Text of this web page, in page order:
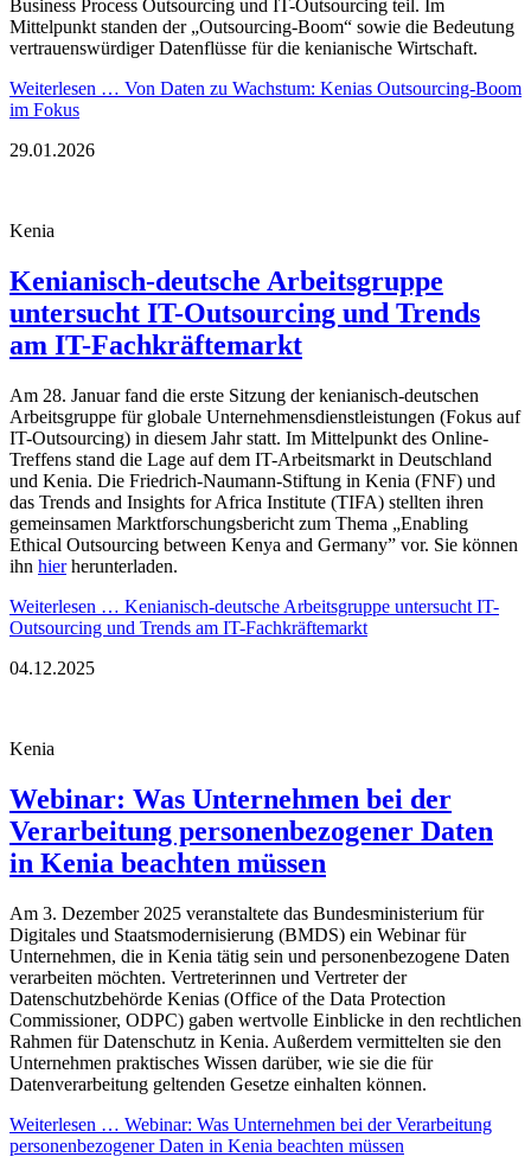
Business Process Outsourcing und IT-Outsourcing teil. Im
Mittelpunkt standen der „Outsourcing-Boom“ sowie die Bedeutung
vertrauenswürdiger Datenflüsse für die kenianische Wirtschaft.
Weiterlesen … Von Daten zu Wachstum: Kenias Outsourcing-Boom
im Fokus
29.01.2026
Kenia
Kenianisch-deutsche Arbeitsgruppe
untersucht IT-Outsourcing und Trends
am IT-Fachkräftemarkt
Am 28. Januar fand die erste Sitzung der kenianisch-deutschen
Arbeitsgruppe für globale Unternehmensdienstleistungen (Fokus auf
IT-Outsourcing) in diesem Jahr statt. Im Mittelpunkt des Online-
Treffens stand die Lage auf dem IT-Arbeitsmarkt in Deutschland
und Kenia. Die Friedrich-Naumann-Stiftung in Kenia (FNF) und
das Trends and Insights for Africa Institute (TIFA) stellten ihren
gemeinsamen Marktforschungsbericht zum Thema „Enabling
Ethical Outsourcing between Kenya and Germany” vor. Sie können
ihn hierherunterladen.
Weiterlesen … Kenianisch-deutsche Arbeitsgruppe untersucht IT-
Outsourcing und Trends am IT-Fachkräftemarkt
04.12.2025
Kenia
Webinar: Was Unternehmen bei der
Verarbeitung personenbezogener Daten
in Kenia beachten müssen
Am 3. Dezember 2025 veranstaltete das Bundesministerium für
Digitales und Staatsmodernisierung (BMDS) ein Webinar für
Unternehmen, die in Kenia tätig sein und personenbezogene Daten
verarbeiten möchten. Vertreterinnen und Vertreter der
Datenschutzbehörde Kenias (Office of the Data Protection
Commissioner, ODPC) gaben wertvolle Einblicke in den rechtlichen
Rahmen für Datenschutz in Kenia. Außerdem vermittelten sie den
Unternehmen praktisches Wissen darüber, wie sie die für
Datenverarbeitung geltenden Gesetze einhalten können.
Weiterlesen … Webinar: Was Unternehmen bei der Verarbeitung
personenbezogener Daten in Kenia beachten müssen